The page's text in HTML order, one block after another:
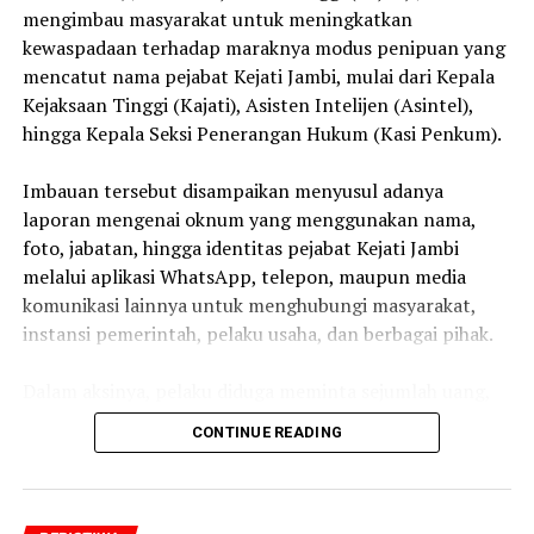
mengimbau masyarakat untuk meningkatkan
kewaspadaan terhadap maraknya modus penipuan yang
mencatut nama pejabat Kejati Jambi, mulai dari Kepala
Kejaksaan Tinggi (Kajati), Asisten Intelijen (Asintel),
hingga Kepala Seksi Penerangan Hukum (Kasi Penkum).
‎Imbauan tersebut disampaikan menyusul adanya
laporan mengenai oknum yang menggunakan nama,
foto, jabatan, hingga identitas pejabat Kejati Jambi
melalui aplikasi WhatsApp, telepon, maupun media
komunikasi lainnya untuk menghubungi masyarakat,
instansi pemerintah, pelaku usaha, dan berbagai pihak.
bantuan, transfer dana, maupun kepentingan pribadi
lainnya dengan mengatasnamakan pejabat Kejaksaan.
CONTINUE READING